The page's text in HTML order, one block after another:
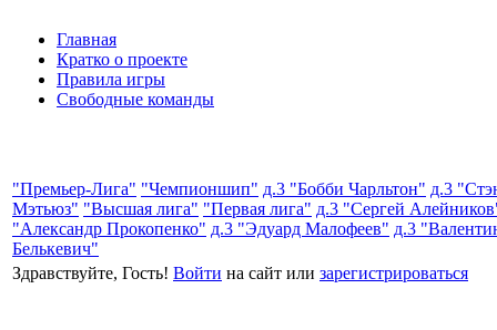
Главная
Кратко о проекте
Правила игры
Свободные команды
"Премьер-Лига" "Чемпионшип" д.3 "Бобби Чарльтон" д.3
Мэтьюз" "Высшая лига" "Первая лига" д.3 "Сергей
"Александр Прокопенко" д.3 "Эдуард Малофеев" д.3
Белькевич"
Здравствуйте, Гость! Войти на сайт или зарегистрироваться